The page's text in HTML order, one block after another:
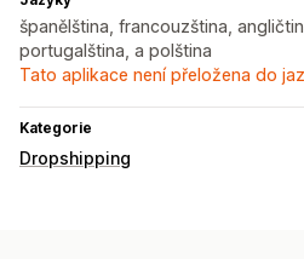
španělština, francouzština,
portugalština, a polština
Tato aplikace není přeložena do
Kategorie
Dropshipping